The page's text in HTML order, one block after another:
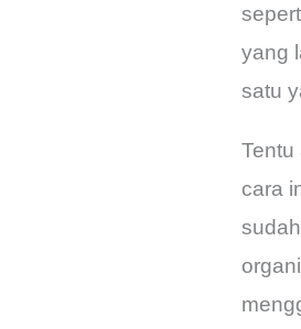
yang
satu
cara